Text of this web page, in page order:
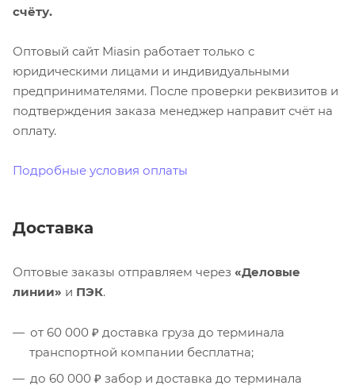
счёту.
Оптовый сайт Miasin работает только с
юридическими лицами и индивидуальными
предпринимателями. После проверки реквизитов и
подтверждения заказа менеджер направит счёт на
оплату.
Подробные условия оплаты
Доставка
Оптовые заказы отправляем через «Деловые
линии» и ПЭК.
от 60 000 ₽ доставка груза до терминала
транспортной компании бесплатна;
до 60 000 ₽ забор и доставка до терминала